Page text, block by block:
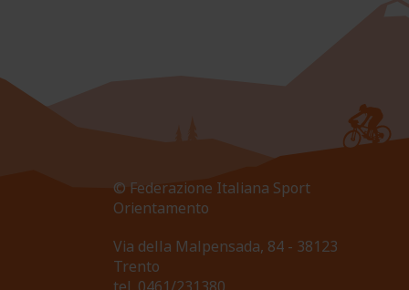
© Federazione Italiana Sport
Orientamento
Via della Malpensada, 84 - 38123
Trento